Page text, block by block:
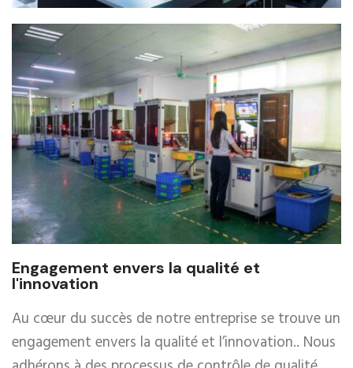
Engagement envers la qualité et
l'innovation
Au cœur du succès de notre entreprise se trouve un
engagement envers la qualité et l’innovation.. Nous